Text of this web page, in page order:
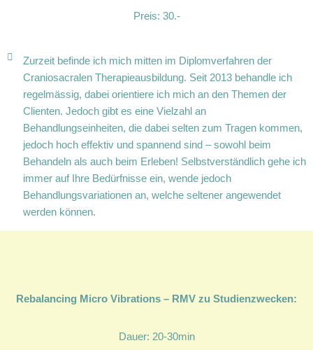
Preis: 30.-
Zurzeit befinde ich mich mitten im Diplomverfahren der
Craniosacralen Therapieausbildung. Seit 2013 behandle ich
regelmässig, dabei orientiere ich mich an den Themen der
Clienten. Jedoch gibt es eine Vielzahl an
Behandlungseinheiten, die dabei selten zum Tragen kommen,
jedoch hoch effektiv und spannend sind – sowohl beim
Behandeln als auch beim Erleben! Selbstverständlich gehe ich
immer auf Ihre Bedürfnisse ein, wende jedoch
Behandlungsvariationen an, welche seltener angewendet
werden können.
Rebalancing Micro Vibrations – RMV zu Studienzwecken:
Dauer: 20-30min